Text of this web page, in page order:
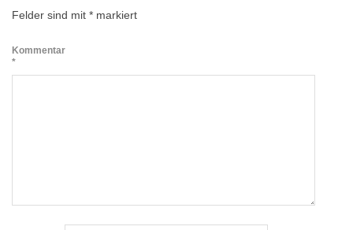
Felder sind mit * markiert
Kommentar
*